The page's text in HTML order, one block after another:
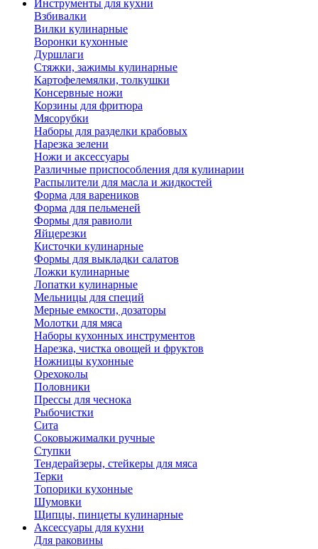
Инструменты для кухни
Взбивалки
Вилки кулинарные
Воронки кухонные
Дуршлаги
Стяжки, зажимы кулинарные
Картофелемялки, толкушки
Консервные ножи
Корзины для фритюра
Мясорубки
Наборы для разделки крабовых
Нарезка зелени
Ножи и аксессуары
Различные приспособления для кулинарии
Распылители для масла и жидкостей
Форма для вареников
Форма для пельменей
Формы для равиоли
Яйцерезки
Кисточки кулинарные
Формы для выкладки салатов
Ложки кулинарные
Лопатки кулинарные
Мельницы для специй
Мерные емкости, дозаторы
Молотки для мяса
Наборы кухонных инструментов
Нарезка, чистка овощей и фруктов
Ножницы кухонные
Орехоколы
Половники
Прессы для чеснока
Рыбочистки
Сита
Соковыжималки ручные
Ступки
Тендерайзеры, стейкеры для мяса
Терки
Топорики кухонные
Шумовки
Щипцы, пинцеты кулинарные
Аксессуары для кухни
Для раковины